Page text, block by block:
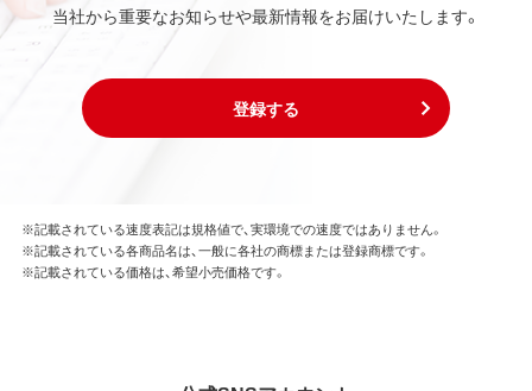
当社から重要なお知らせや最新情報をお届けいたします。
登録する
※記載されている速度表記は規格値で、実環境での速度ではありません。
※記載されている各商品名は、一般に各社の商標または登録商標です。
※記載されている価格は、希望小売価格です。